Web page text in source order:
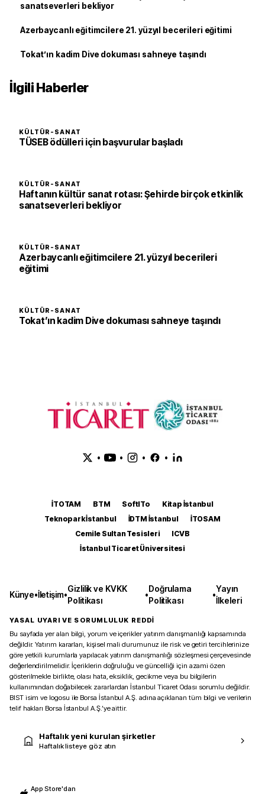
sanatseverleri bekliyor
Azerbaycanlı eğitimcilere 21. yüzyıl becerileri eğitimi
Tokat’ın kadim Dive dokuması sahneye taşındı
İlgili Haberler
KÜLTÜR-SANAT
TÜSEB ödülleri için başvurular başladı
KÜLTÜR-SANAT
Haftanın kültür sanat rotası: Şehirde birçok etkinlik
sanatseverleri bekliyor
KÜLTÜR-SANAT
Azerbaycanlı eğitimcilere 21. yüzyıl becerileri
eğitimi
KÜLTÜR-SANAT
Tokat’ın kadim Dive dokuması sahneye taşındı
• • • •
İTOTAM BTM SoftITo
Kitap İstanbul
Teknopark İstanbul
İDTM İstanbul
İTOSAM
Cemile Sultan Tesisleri
ICVB
İstanbul Ticaret Üniversitesi
Künye•İletişim•
Gizlilik ve KVKK
Politikası
•
Doğrulama
Politikası
•
Yayın
İlkeleri
YASAL UYARI VE SORUMLULUK REDDİ
Bu sayfada yer alan bilgi, yorum ve içerikler yatırım danışmanlığı kapsamında
değildir. Yatırım kararları, kişisel mali durumunuz ile risk ve getiri tercihlerinize
göre yetkili kurumlarla yapılacak yatırım danışmanlığı sözleşmesi çerçevesinde
değerlendirilmelidir. İçeriklerin doğruluğu ve güncelliği için azami özen
gösterilmekle birlikte, olası hata, eksiklik, gecikme veya bu bilgilerin
kullanımından doğabilecek zararlardan İstanbul Ticaret Odası sorumlu değildir.
BIST isim ve logosu ile Borsa İstanbul A.Ş. adına açıklanan tüm bilgi ve verilerin
telif hakları Borsa İstanbul A.Ş.’ye aittir.
Haftalık yeni kurulan şirketler
Haftalık listeye göz atın
App Store'dan